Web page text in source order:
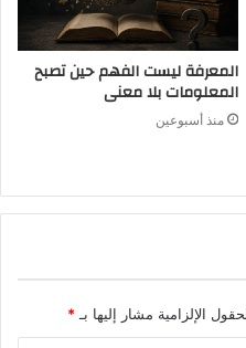
المعرفة ليست الفهم حين تصبح
المعلومات بلا معنى
منذ أسبوعين
الإلزامية مشار إليها بـ*